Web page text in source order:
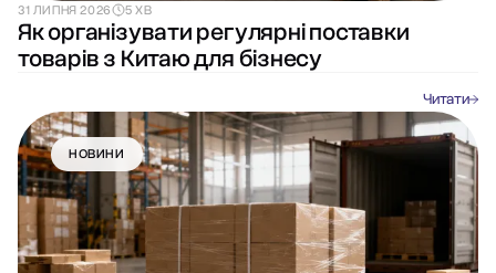
31 ЛИПНЯ 2026 5 ХВ
Як організувати регулярні поставки
товарів з Китаю для бізнесу
Читати
НОВИНИ